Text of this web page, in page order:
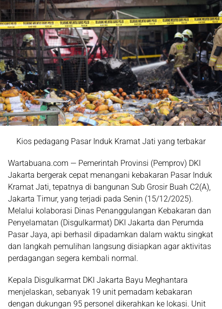
Kios pedagang Pasar Induk Kramat Jati yang terbakar
Wartabuana.com — Pemerintah Provinsi (Pemprov) DKI
Jakarta bergerak cepat menangani kebakaran Pasar Induk
Kramat Jati , tepatnya di bangunan Sub Grosir Buah C2(A)
Jakarta Timur, yang terjadi pada Senin (15/12/2025).
Melalui kolaborasi Dinas Penanggulangan Kebakaran dan
Penyelamatan (Disgulkarmat) DKI Jakarta dan Perumda
Pasar Jaya , api berhasil dipadamkan dalam waktu singkat
dan langkah pemulihan langsung disiapkan agar aktivitas
perdagangan segera kembali normal.
Kepala Disgulkarmat DKI Jakarta Bayu Meghantara
menjelaskan, sebanyak 19 unit pemadam kebakaran
dengan dukungan 95 personel dikerahkan ke lokasi. Unit